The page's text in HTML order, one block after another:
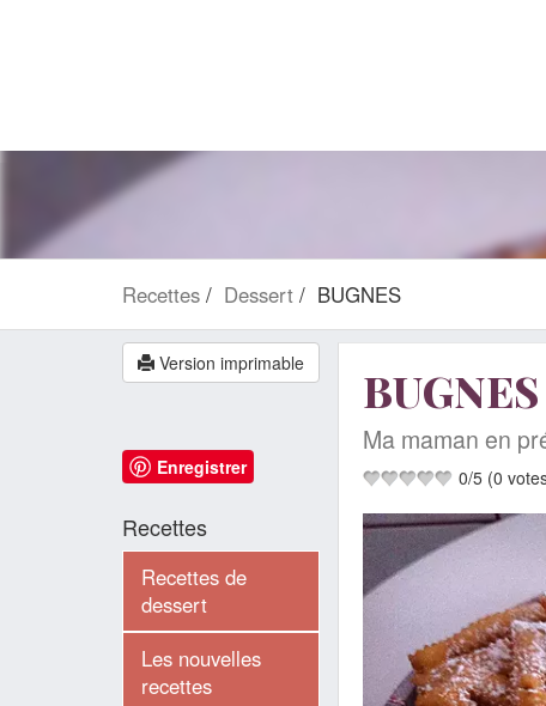
Recettes Dessert BUGNES
BUGNES
Ma maman en
0/5 (0
Version imprimable
Enregistrer
Recettes
Recettes de
dessert
Les nouvelles
recettes